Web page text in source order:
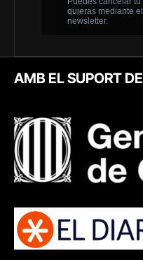
AMB EL SUPORT DE